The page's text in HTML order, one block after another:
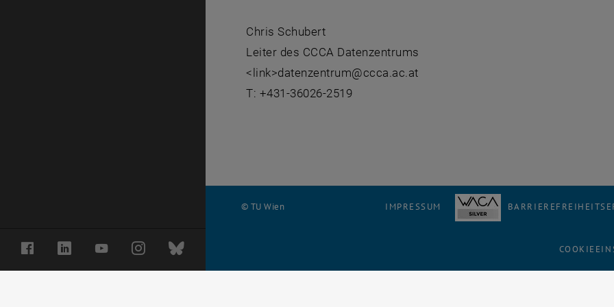
FacebookLinkedInYouTubeInstagramBluesky
Chris Schubert
Leiter des CCCA Datenzentrums
<link>datenzentrum@ccca.ac.at
T: +431-36026-2519
© TU Wien IMPRESSUM